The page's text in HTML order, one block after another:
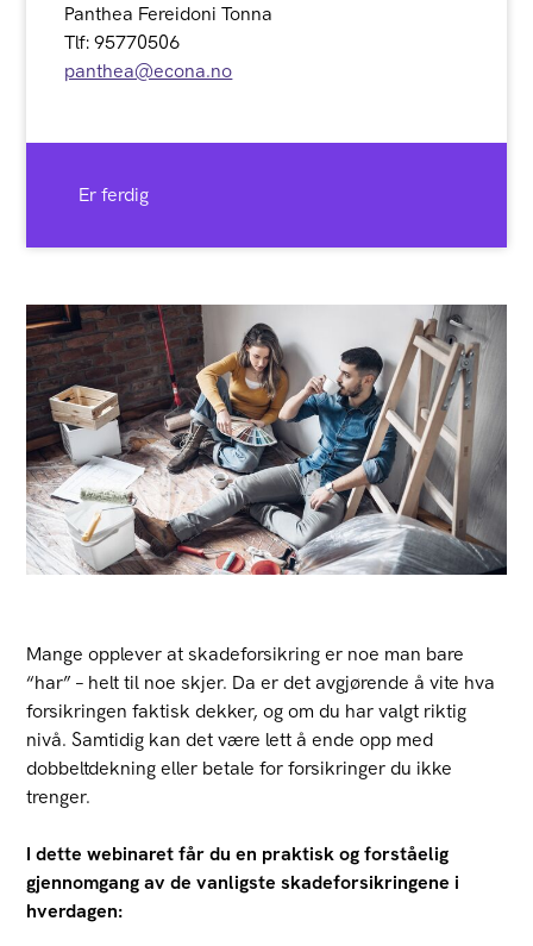
Panthea Fereidoni Tonna
Tlf: 95770506
panthea@econa.no
Er ferdig
Mange opplever at skadeforsikring er noe man bare
“har” – helt til noe skjer. Da er det avgjørende å vite hva
forsikringen faktisk dekker, og om du har valgt riktig
nivå. Samtidig kan det være lett å ende opp med
dobbeltdekning eller betale for forsikringer du ikke
trenger.
I dette webinaret får du en praktisk og forståelig
gjennomgang av de vanligste skadeforsikringene i
hverdagen: